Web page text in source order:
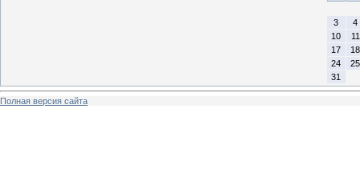
3
4
10
11
17
18
24
25
31
Полная версия сайта